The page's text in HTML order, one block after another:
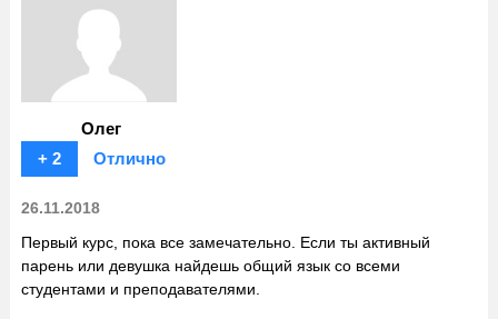
Олег
+ 2
Отлично
26.11.2018
Первый курс, пока все замечательно. Если ты активный
парень или девушка найдешь общий язык со всеми
студентами и преподавателями.